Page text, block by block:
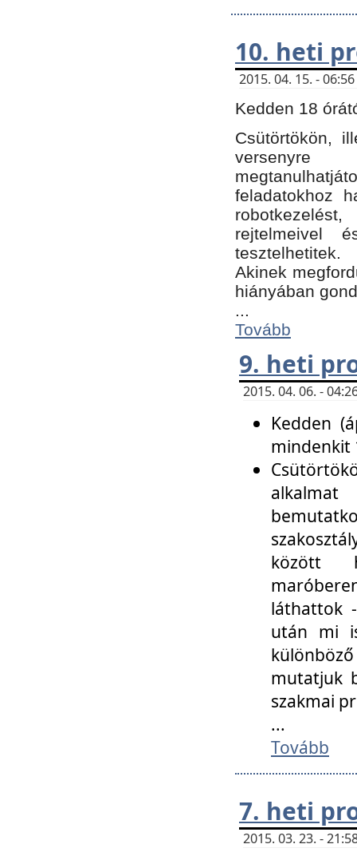
10. heti
2015. 04. 15. -
Kedden 18
Csütörtökön,
versenyre
feladatokhoz
rejtelmeivel
tesztelhetitek.
Akinek
hiányában
...
Tovább
9. heti
2015. 04. 06. -
Kedden
mindenkit
között
láthattok
után mi
mutatjuk
szakmai
...
Tovább
7. heti
2015. 03. 23. -